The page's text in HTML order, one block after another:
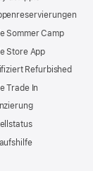
Sommer Camp
Store App
Refurbished
Trade In